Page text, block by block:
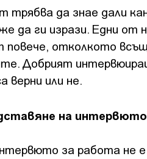
трябва да знае дали
да ги изрази. Едни
повече, отколкото
Добрият
верни или не.
на
за работа не